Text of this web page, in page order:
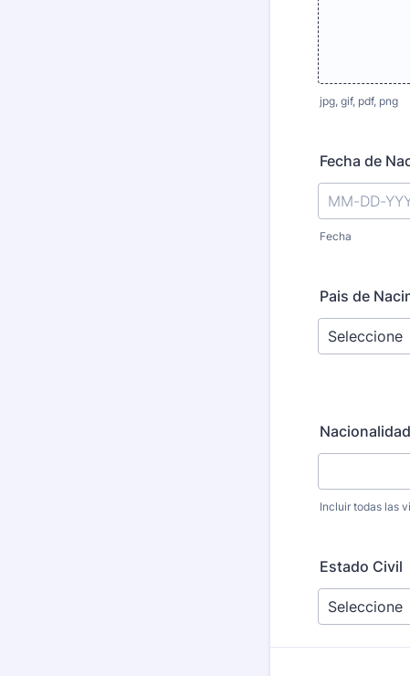
jpg, gif, pdf, png
Fecha de
Fecha
Pais de
Incluir todas las
Estado Civil